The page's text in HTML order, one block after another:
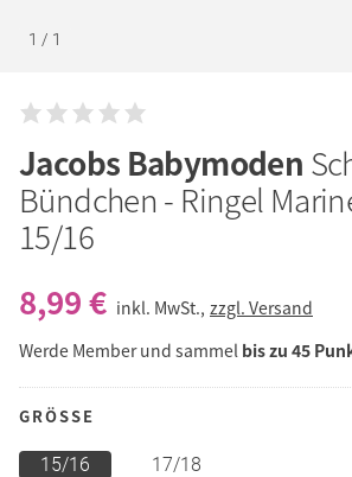
1 / 1
Jacobs Babymoden
Bündchen - Ringel
15/16
8,99 € inkl. MwSt., zzgl. Versand
Werde Member und sammel bis zu 45
GRÖSSE
15/16 17/18